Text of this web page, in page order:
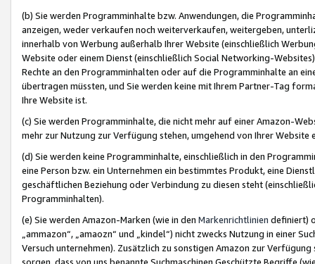
(b) Sie werden Programminhalte bzw. Anwendungen, die
anzeigen, weder verkaufen noch weiterverkaufen, weitergeben,
innerhalb von Werbung außerhalb Ihrer Website (einschließlich
Website oder einem Dienst (einschließlich Social Networking-
Rechte an den Programminhalten oder auf die Programminhalte an
übertragen müssten, und Sie werden keine mit Ihrem Partner-Tag
Ihre Website ist.
(c) Sie werden Programminhalte, die nicht mehr auf einer Amazon-
mehr zur Nutzung zur Verfügung stehen, umgehend von Ihrer
(d) Sie werden keine Programminhalte, einschließlich in den
eine Person bzw. ein Unternehmen ein bestimmtes Produkt, eine
geschäftlichen Beziehung oder Verbindung zu diesen steht
Programminhalten).
(e) Sie werden Amazon-Marken (wie in den Markenrichtlinien definiert)
„ammazon“, „amaozn“ und „kindel“) nicht zwecks Nutzung in einer
Versuch unternehmen). Zusätzlich zu sonstigen Amazon zur
sorgen, dass von uns benannte Suchmaschinen Geschützte Begriffe